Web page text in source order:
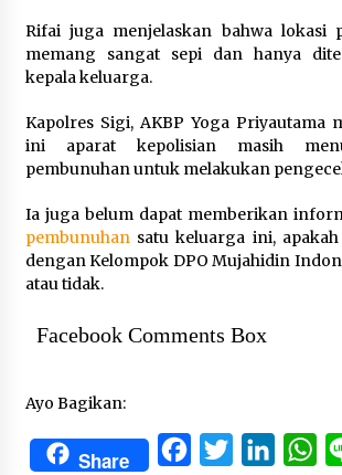
Rifai juga menjelaskan bahwa lokasi
memang sangat sepi dan hanya
kepala keluarga.
Kapolres Sigi, AKBP Yoga Priyautama
ini aparat kepolisian masih
pembunuhan untuk melakukan
Ia juga belum dapat memberikan
pembunuhansatu keluarga ini,
dengan Kelompok DPO Mujahidin
atau tidak.
Facebook Comments Box
Ayo Bagikan:
Share FacebookTwitter